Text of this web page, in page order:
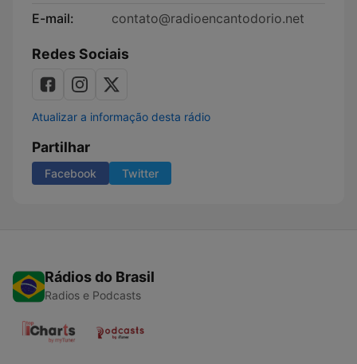
E-mail:
contato@radioencantodorio.net
Redes Sociais
Atualizar a informação desta rádio
Partilhar
Facebook Twitter
Rádios do Brasil
Radios e Podcasts